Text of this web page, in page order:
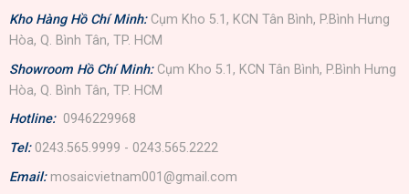
Kho Hàng Hồ Chí Minh: Cụm Kho 5.1, KCN Tân Bình, P.Bình Hưng
Hòa, Q. Bình Tân, TP. HCM
Showroom Hồ Chí Minh: Cụm Kho 5.1, KCN Tân Bình, P.Bình Hưng
Hòa, Q. Bình Tân, TP. HCM
Hotline: 0946229968
Tel: 0243.565.9999 - 0243.565.2222
Email: mosaicvietnam001@gmail.com